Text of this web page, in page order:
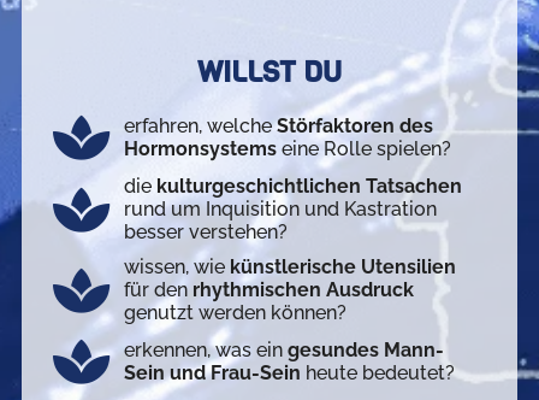
WILLST DU
erfahren, welcheStörfaktoren des
Hormonsystemseine Rolle spielen?
die kulturgeschichtlichen Tatsachen
rund um Inquisition und Kastration
besser verstehen?
wissen, wie künstlerische Utensilien
für den rhythmischen Ausdruck
genutzt werden können?
erkennen, was ein gesundes Mann-
Sein und Frau-Sein heute bedeutet?